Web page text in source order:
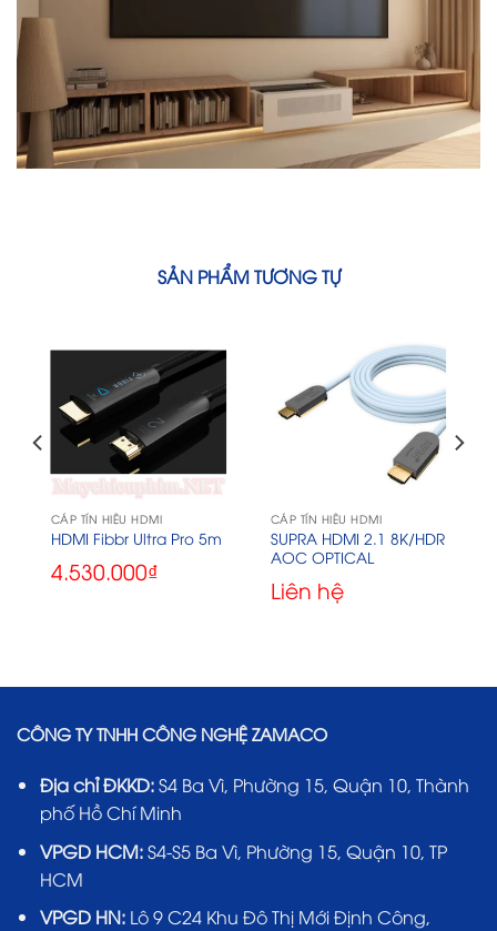
SẢN PHẨM TƯƠNG TỰ
CÁP TÍN HIỆU HDMI
HDMI Fibbr Ultra Pro 5m
4.530.000₫
CÁP TÍN HIỆU HDMI
SUPRA HDMI 2.1 8K/HDR
AOC OPTICAL
Liên hệ
CÔNG TY TNHH CÔNG NGHỆ ZAMACO
Địa chỉ ĐKKD:S4 Ba Vì, Phường 15, Quận 10, Thành
phố Hồ Chí Minh
VPGD HCM:S4-S5 Ba Vì, Phường 15, Quận 10, TP
HCM
VPGD HN:Lô 9 C24 Khu Đô Thị Mới Định Công,